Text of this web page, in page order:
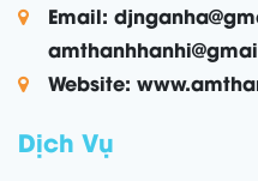
Email:
Website:
Dịch Vụ